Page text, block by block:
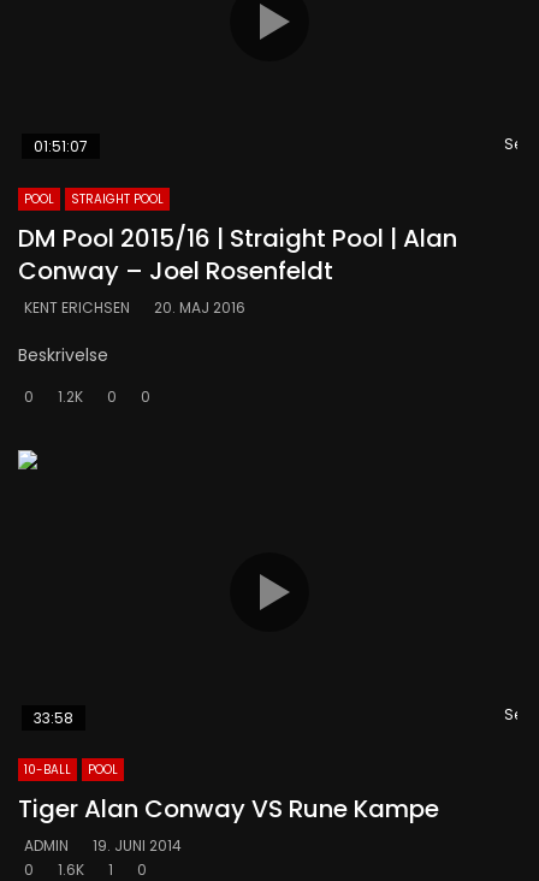
Se
01:51:07
POOL STRAIGHT POOL
DM Pool 2015/16 | Straight Pool | Alan
Conway – Joel Rosenfeldt
KENT ERICHSEN 20. MAJ 2016
Beskrivelse
0 1.2K 0 0
Se
33:58
10-BALL POOL
Tiger Alan Conway VS Rune Kampe
ADMIN
19. JUNI 2014
0
1.6K 1 0